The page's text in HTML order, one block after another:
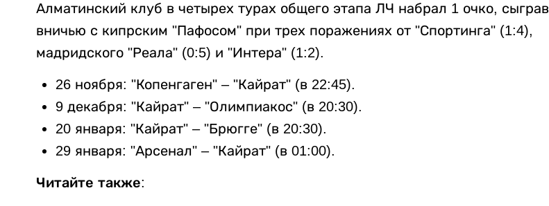
Алматинский клуб в четырех турах общего этапа ЛЧ набрал 1 очко, сыграв
вничью с кипрским "Пафосом" при трех поражениях от "Спортинга" (1:4),
мадридского "Реала" (0:5) и "Интера" (1:2).
26 ноября: "Копенгаген" – "Кайрат" (в 22:45).
9 декабря: "Кайрат" – "Олимпиакос" (в 20:30).
20 января: "Кайрат" – "Брюгге" (в 20:30).
29 января: "Арсенал" – "Кайрат" (в 01:00).
Читайте также: